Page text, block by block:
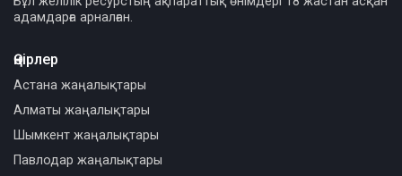
адамдарға арналған.
Өңірлер
Астана жаңалықтары
Алматы жаңалықтары
Шымкент жаңалықтары
Павлодар жаңалықтары